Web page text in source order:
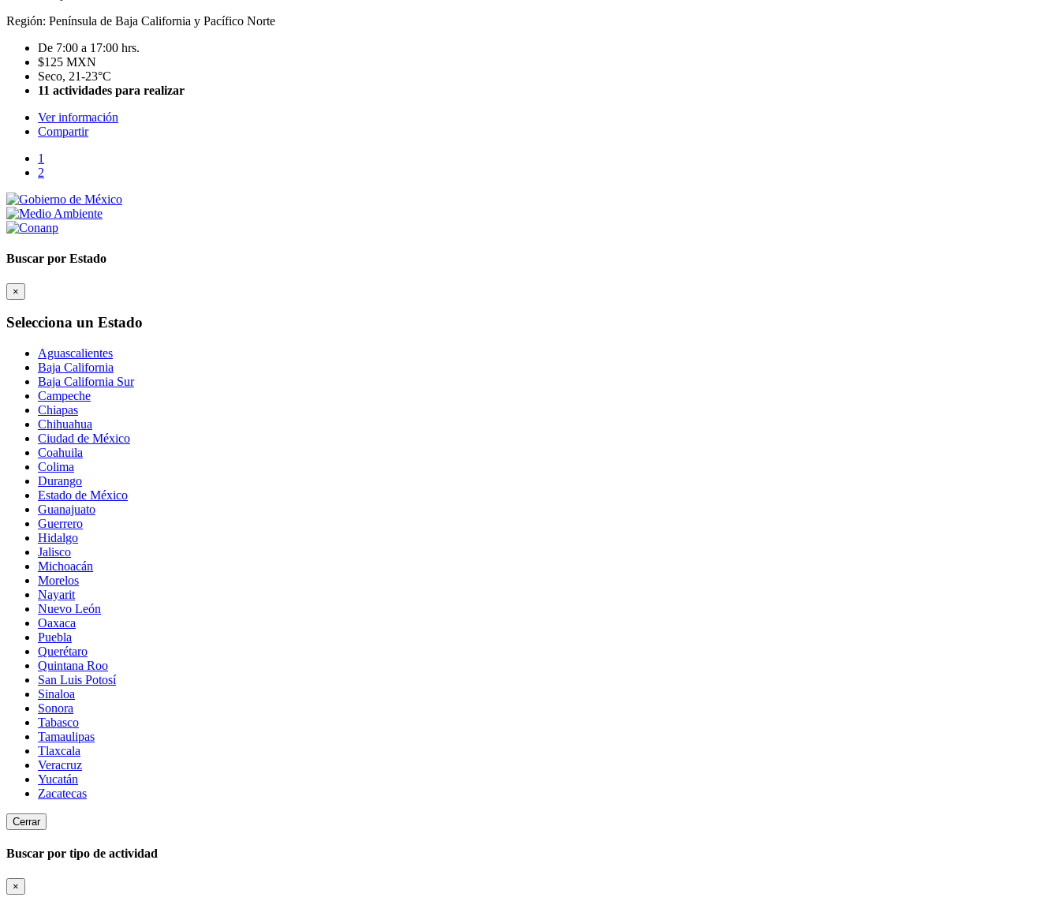
Región: Península de Baja California y Pacífico Norte
De 7:00 a 17:00 hrs.
$125 MXN
Seco, 21-23°C
11 actividades para realizar
Ver información
Compartir
1
2
Buscar por Estado
×
Selecciona un Estado
Aguascalientes
Baja California
Baja California Sur
Campeche
Chiapas
Chihuahua
Ciudad de México
Coahuila
Colima
Durango
Estado de México
Guanajuato
Guerrero
Hidalgo
Jalisco
Michoacán
Morelos
Nayarit
Nuevo León
Oaxaca
Puebla
Querétaro
Quintana Roo
San Luis Potosí
Sinaloa
Sonora
Tabasco
Tamaulipas
Tlaxcala
Veracruz
Yucatán
Zacatecas
Cerrar
Buscar por tipo de actividad
×